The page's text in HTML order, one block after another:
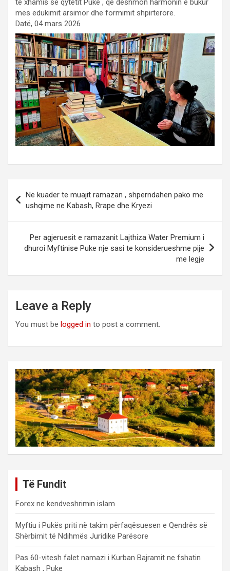
te xhamis se qytetit Puke , qe deshmon harmonin e bukur
mes edukimit arsimor dhe formimit shpirterore.
Datë, 04 mars 2026
navigation
Ne kuader te muajit ramazan , shperndahen pako me
ushqime ne Kabash, Rrape dhe Kryezi
Per agjeruesit e ramazanit Lajthiza Water Premium i
dhuroi Myftinise Puke nje sasi te konsiderueshme pije
me legje
Leave a Reply
You must be logged in to post a comment.
Të Fundit
Forex ne kendveshrimin islam
Myftiu i Pukës priti në takim përfaqësuesen e Qendrës së
Shërbimit të Ndihmës Juridike Parësore
Pas 60-vitesh falet namazi i Kurban Bajramit ne fshatin
Kabash , Puke